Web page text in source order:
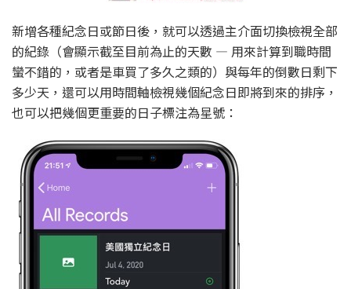
新增各種紀念日或節日後，就可以透過主介面切換檢視全部
的紀錄（會顯示截至目前為止的天數 — 用來計算到職時間
蠻不錯的，或者是車買了多久之類的）與每年的倒數日剩下
多少天，還可以用時間軸檢視幾個紀念日即將到來的排序，
也可以把幾個更重要的日子標注為星號：